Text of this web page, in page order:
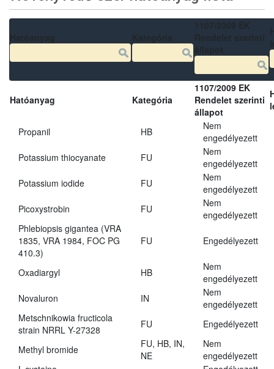
Hatóanyag Kategória
1107/2009 EK
Rendelet szerinti
állapot
Propanil HB
Nem
engedélyezett
Potassium thiocyanate
FU
Nem
engedélyezett
Potassium iodide
FU
Nem
engedélyezett
Picoxystrobin
FU
Nem
engedélyezett
Phlebiopsis gigantea (VRA
1835, VRA 1984, FOC PG
410.3)
FU Engedélyezett
Oxadiargyl HB
Nem
engedélyezett
Novaluron
IN
Nem
engedélyezett
Metschnikowia fructicola
strain NRRL Y-27328
FU Engedélyezett
Methyl bromide
FU, HB, IN,
NE
Nem
engedélyezett